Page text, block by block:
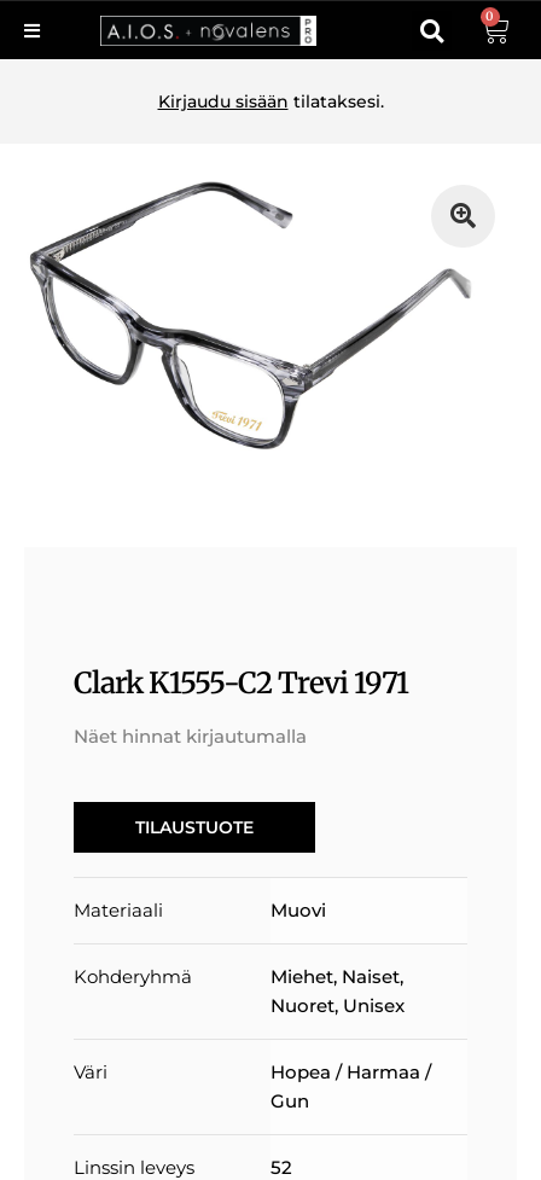
0
Kirjaudu sisään tilataksesi.
Clark K1555-C2 Trevi 1971
Näet hinnat kirjautumalla
TILAUSTUOTE
Materiaali Muovi
Kohderyhmä Miehet, Naiset,
Nuoret, Unisex
Väri
Hopea / Harmaa /
Gun
Linssin leveys 52